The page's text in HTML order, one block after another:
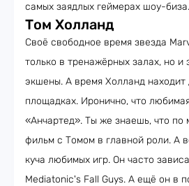
самых заядлых геймерах шоу-биза.
Том Холланд
Своё свободное время звезда
только в тренажёрных залах, но
экшены. А время Холланд
площадках. Иронично, что
«Анчартед». Ты же знаешь, что
фильм с Томом в главной роли. А
куча любимых игр. Он часто
Mediatonic's Fall Guys. А ещё он в